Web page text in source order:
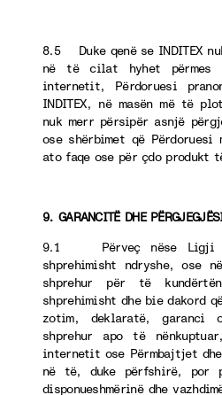
8.5 Duke qenë se INDITEX
në të cilat hyhet përmes
internetit, Përdoruesi
INDITEX, në masën më të
nuk merr përsipër asnjë
ose shërbimet që
ato faqe ose për çdo produkt
9. GARANCITË DHE
9.1 Përveç nëse Ligji i
shprehimisht ndryshe, ose
shprehur për të
shprehimisht dhe bie dakord
zotim, deklaratë,
shprehur apo të
internetit ose Përmbajtjet
në të, duke përfshirë, por
disponueshmërinë dhe